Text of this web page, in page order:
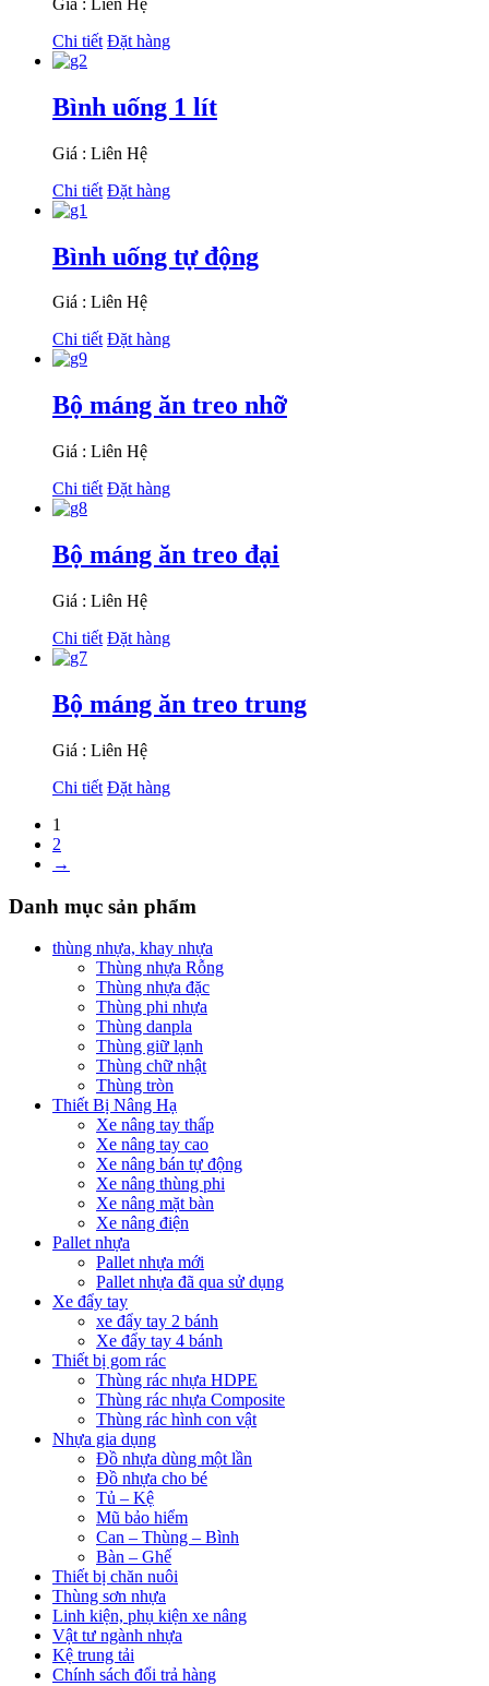
Chi tiết Đặt hàng
Bình uống 1 lít
Giá : Liên Hệ
Chi tiết Đặt hàng
Bình uống tự động
Giá : Liên Hệ
Chi tiết Đặt hàng
Bộ máng ăn treo nhỡ
Giá : Liên Hệ
Chi tiết Đặt hàng
Bộ máng ăn treo đại
Giá : Liên Hệ
Chi tiết Đặt hàng
Bộ máng ăn treo trung
Giá : Liên Hệ
Chi tiết Đặt hàng
1
2
→
Danh mục sản phẩm
thùng nhựa, khay nhựa
Thùng nhựa Rỗng
Thùng nhựa đặc
Thùng phi nhựa
Thùng danpla
Thùng giữ lạnh
Thùng chữ nhật
Thùng tròn
Thiết Bị Nâng Hạ
Xe nâng tay thấp
Xe nâng tay cao
Xe nâng bán tự động
Xe nâng thùng phi
Xe nâng mặt bàn
Xe nâng điện
Pallet nhựa
Pallet nhựa mới
Pallet nhựa đã qua sử dụng
Xe đẩy tay
xe đẩy tay 2 bánh
Xe đẩy tay 4 bánh
Thiết bị gom rác
Thùng rác nhựa HDPE
Thùng rác nhựa Composite
Thùng rác hình con vật
Nhựa gia dụng
Đồ nhựa dùng một lần
Đồ nhựa cho bé
Tủ – Kệ
Mũ bảo hiểm
Can – Thùng – Bình
Bàn – Ghế
Thiết bị chăn nuôi
Thùng sơn nhựa
Linh kiện, phụ kiện xe nâng
Vật tư ngành nhựa
Kệ trung tải
Chính sách đổi trả hàng